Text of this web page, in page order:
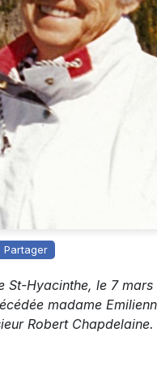
Partager
St-Hyacinthe, le 7 mars
madame
Robert Chapdelaine.